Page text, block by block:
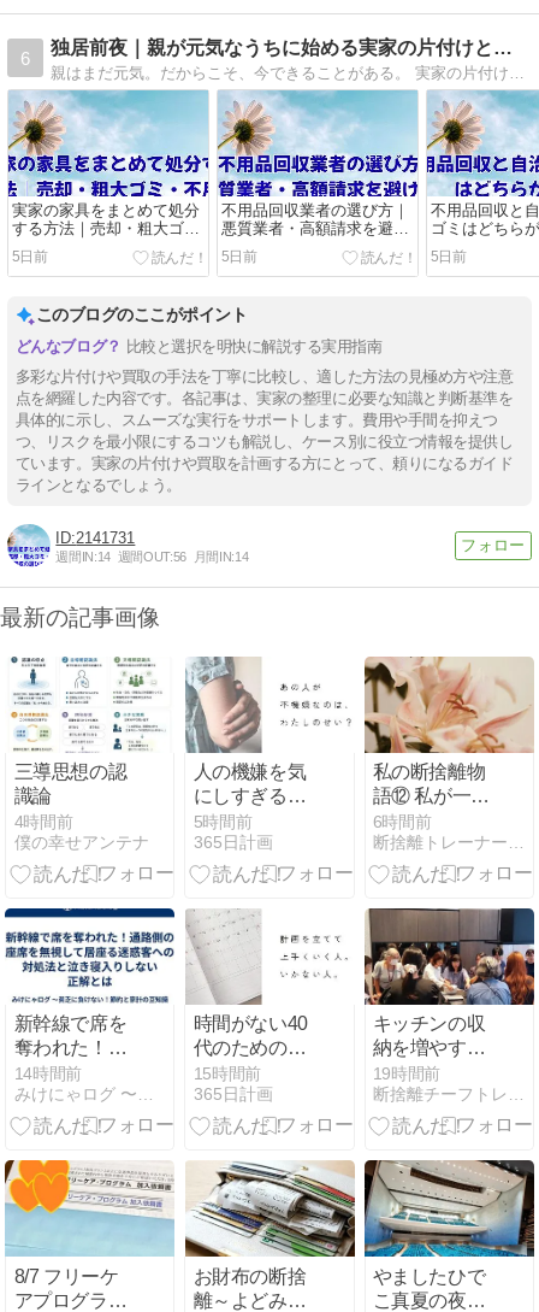
6
独居前夜｜親が元気なうちに始める実家の片付けと備え
実家の家具をまとめて処分
する方法｜売却・粗大ゴ
ミ・不用品回収の選び方
5日前
不用品回収業者の選び方｜
悪質業者・高額請求を避け
る12の確認項目
5日前
不用品回収と
ゴミはどちら
と手間を比較
5日前
このブログのここがポイント
比較と選択を明快に解説する実用指南
多彩な片付けや買取の手法を丁寧に比較し、適した方法の見極め方や注意
点を網羅した内容です。各記事は、実家の整理に必要な知識と判断基準を
具体的に示し、スムーズな実行をサポートします。費用や手間を抑えつ
つ、リスクを最小限にするコツも解説し、ケース別に役立つ情報を提供し
ています。実家の片付けや買取を計画する方にとって、頼りになるガイド
ラインとなるでしょう。
2141731
週間IN:14 週間OUT:56 月間IN:14
最新の記事画像
三導思想の認
識論
4時間前
僕の幸せアンテナ
人の機嫌を気
にしすぎる40
代へ｜「不機
嫌＝自分のせ
い」と考えな
5時間前
365日計画
私の断捨離物
語⑫ 私が一番
変わらなけれ
ばならなかっ
たこと
6時間前
新幹線で席を
奪われた！通
路側の座席を
無視して居座
る迷惑客への
寝入りしない
正解とは
14時間前
時間がない40
代のための勉
強計画の立て
方｜無理なく
続ける4つの
15時間前
365日計画
キッチンの収
納を増やす前
に、考えたい
こと
19時間前
8/7 フリーケ
アプログラム
お財布の断捨
離～よどみを
やましたひで
こ真夏の夜の